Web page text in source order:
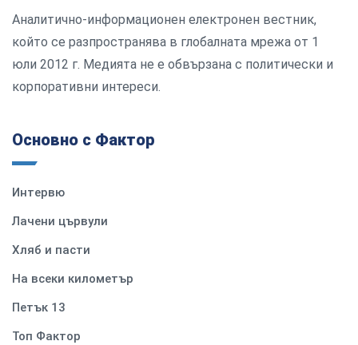
Аналитично-информационен електронен вестник,
който се разпространява в глобалната мрежа от 1
юли 2012 г. Медията не е обвързана с политически и
корпоративни интереси.
Основно с Фактор
Интервю
Лачени цървули
Хляб и пасти
На всеки километър
Петък 13
Топ Фактор